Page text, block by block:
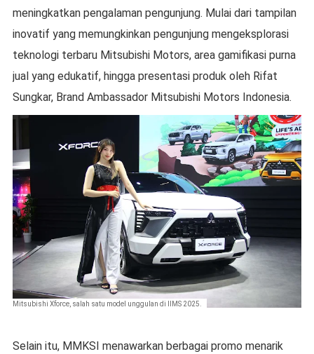
meningkatkan pengalaman pengunjung. Mulai dari tampilan
inovatif yang memungkinkan pengunjung mengeksplorasi
teknologi terbaru Mitsubishi Motors, area gamifikasi purna
jual yang edukatif, hingga presentasi produk oleh Rifat
Sungkar, Brand Ambassador Mitsubishi Motors Indonesia.
Mitsubishi Xforce, salah satu model unggulan di IIMS 2025.
Selain itu, MMKSI menawarkan berbagai promo menarik